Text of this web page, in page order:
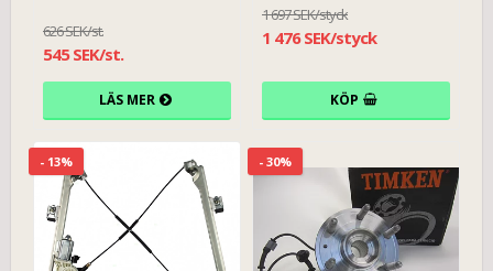
626 SEK/st.
545 SEK/st.
LÄS MER
1 697 SEK/styck
1 476 SEK/styck
KÖP
- 13% - 30%